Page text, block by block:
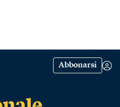
Abbonarsi